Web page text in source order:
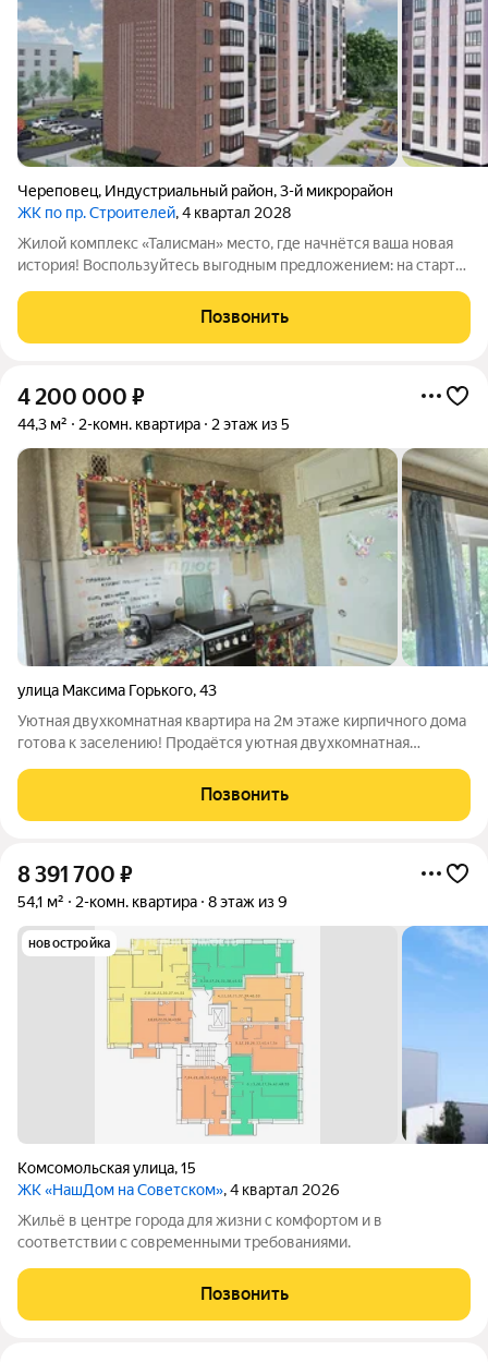
Череповец, Индустриальный район,3-й микрорайон
ЖК по пр. Строителей, 4 квартал 2028
Жилой комплекс «Талисман» место, где начнётся ваша новая
история! Воспользуйтесь выгодным предложением: на старте
Комплекс комфорткласса возводится в индустриальном
районе города Череповца.
Позвонить
4 200 000 ₽
44,3 м² 2-комн. квартира 2 этаж из 5
улица Максима Горького,43
Уютная двухкомнатная квартира на 2м этаже кирпичного дома
готова к заселению! Продаётся уютная двухкомнатная
в аренду. Преимущества локации: -тихий двор с детской и
спортивной площадками;
Позвонить
8 391 700 ₽
54,1 м² 2-комн. квартира 8 этаж из 9
новостройка
Комсомольская улица,15
ЖК «НашДом на Советском», 4 квартал 2026
Жильё в центре города для жизни с комфортом и в
соответствии с современными требованиями.
Позвонить